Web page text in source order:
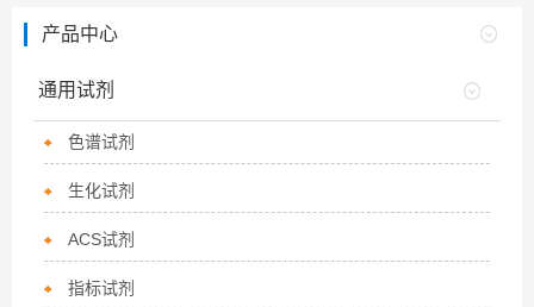
产品中心
通用试剂
色谱试剂
生化试剂
ACS试剂
指标试剂